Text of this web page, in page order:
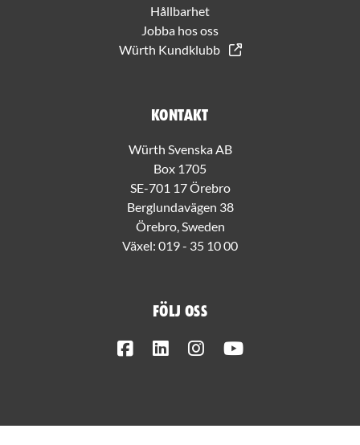
Hållbarhet
Jobba hos oss
Würth Kundklubb
Kontakt
Würth Svenska AB
Box 1705
SE-701 17 Örebro
Berglundavägen 38
Örebro, Sweden
Växel: 019 - 35 10 00
Följ oss
FacebookLinkedInInstagram